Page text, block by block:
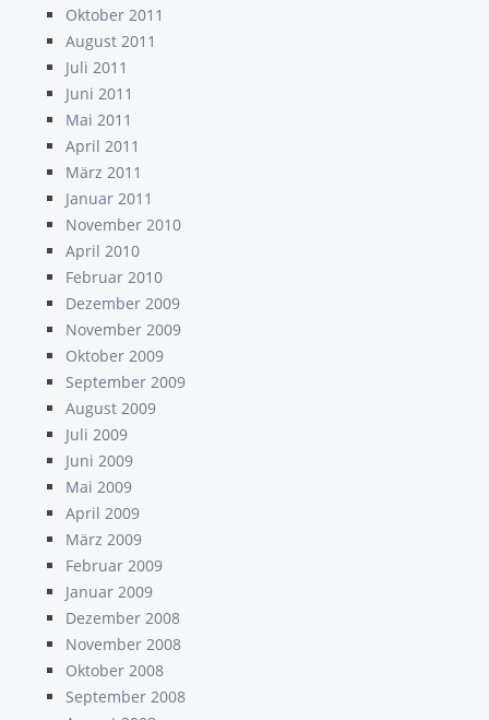
Oktober 2011
August 2011
Juli 2011
Juni 2011
Mai 2011
April 2011
März 2011
Januar 2011
November 2010
April 2010
Februar 2010
Dezember 2009
November 2009
Oktober 2009
September 2009
August 2009
Juli 2009
Juni 2009
Mai 2009
April 2009
März 2009
Februar 2009
Januar 2009
Dezember 2008
November 2008
Oktober 2008
September 2008